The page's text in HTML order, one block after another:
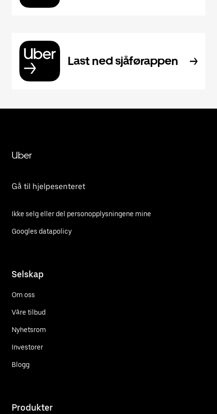
Last ned sjåførappen
Uber
Gå til hjelpesenteret
Ikke selg eller del personopplysningene mine
Googles datapolicy
Selskap
Om oss
Våre tilbud
Nyhetsrom
Investorer
Blogg
Produkter